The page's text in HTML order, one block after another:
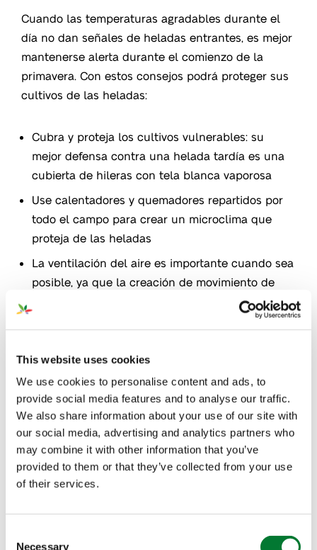
This website uses cookies
We use cookies to personalise content and ads, to
provide social media features and to analyse our traffic.
We also share information about your use of our site with
our social media, advertising and analytics partners who
may combine it with other information that you’ve
provided to them or that they’ve collected from your use
of their services.
Necessary
Cuando las temperaturas agradables durante el
día no dan señales de heladas entrantes, es mejor
mantenerse alerta durante el comienzo de la
primavera. Con estos consejos podrá proteger sus
cultivos de las heladas:
Cubra y proteja los cultivos vulnerables: su
mejor defensa contra una helada tardía es una
cubierta de hileras con tela blanca vaporosa
Use calentadores y quemadores repartidos por
todo el campo para crear un microclima que
proteja de las heladas
La ventilación del aire es importante cuando sea
posible, ya que la creación de movimiento de
la helada, rocíe sus plantas con agua
Buen manejo de la nutrición vegetal